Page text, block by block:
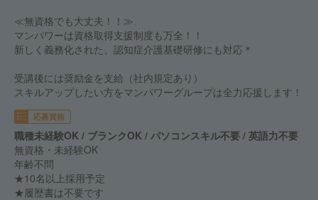
≪無資格でも大丈夫！！≫
マンパワーは資格取得支援制度も万全！！
新しく義務化された、認知症介護基礎研修にも対応＊
受講後には奨励金を支給（社内規定あり）
スキルアップしたい方をマンパワーグループは全力応援します！
応募資格
職種未経験OK / ブランクOK / パソコンスキル不要 / 英語力不要
無資格・未経験OK
年齢不問
★10名以上採用予定
★履歴書は不要です